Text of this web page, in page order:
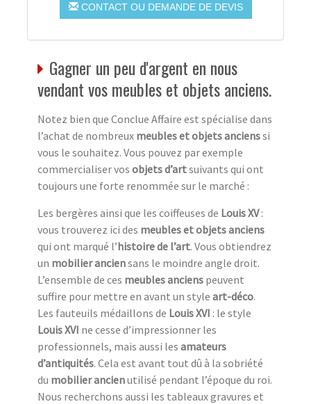
CONTACT OU DEMANDE DE DEVIS
Gagner un peu d'argent en nous
vendant vos meubles et objets anciens.
Notez bien que Conclue Affaire est spécialise dans
l’achat de nombreux meubles et objets ancienssi
vous le souhaitez. Vous pouvez par exemple
commercialiser vos objets d’artsuivants qui ont
toujours une forte renommée sur le marché :
Les bergères ainsi que les coiffeuses de Louis XV:
vous trouverez ici des meubles et objets anciens
qui ont marqué l’histoire de l’art. Vous obtiendrez
un mobilier anciensans le moindre angle droit.
L’ensemble de ces meubles anciens peuvent
suffire pour mettre en avant un style art-déco.
Les fauteuils médaillons de Louis XVI : le style
Louis XVI ne cesse d’impressionner les
professionnels, mais aussi les amateurs
d’antiquités. Cela est avant tout dû à la sobriété
du mobilier ancienutilisé pendant l’époque du roi.
Nous recherchons aussi les tableaux gravures et